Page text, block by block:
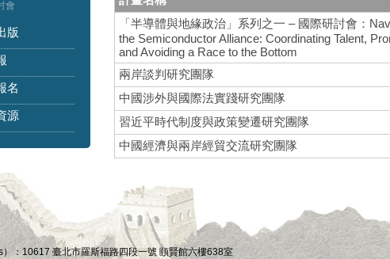
會
版
名
源
「半導體與地緣政治」系列之一 – 國際研討會：
the Semiconductor Alliance: Coordinating Talent,
and Avoiding a Race to the Bottom
兩岸談判研究團隊
中國涉外與國際法實踐研究團隊
習近平時代制度與政策變遷研究團隊
中國經濟與兩岸經貿交流研究團隊
：10617 臺北市羅斯福路四段一號 頤賢館六樓638室